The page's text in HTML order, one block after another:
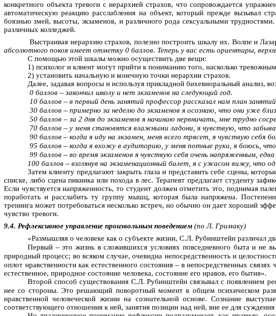
конкретного объекта тревоги с иерархией страхов, что сопровождается
автоматическую реакцию расслабления на объект, который прежде вызывал
боязнью змей, высоты, экзаменов, и различного рода сексуальными
различных колледжей.
Выстраивая иерархию страхов, полезно построить шкалу их. Волпе и
абсолютного покоя имеет отметку 0 баллов. Теперь у вас есть ориентиры,
С помощью этой шкалы можно осуществить две вещи:
1) психолог и клиент могут прийти к пониманию того, насколько
2) установить начальную и конечную точки иерархии страхов.
Далее, задавая вопросы и используя прикладной бихевиоральный анализ,
0 баллов – закончил школу и нет экзаменов на следующий год.
10 баллов – в первый день занятий профессор рассказал нам план
30 баллов – примерно за неделю до экзаменов я осознаю, что они уже
50 баллов – за 2 дня до экзаменов я начинаю нервничать, мне трудно
70 баллов – у меня становятся влажными ладони, я чувствую, что
90 баллов – когда я иду на экзамен, меня всего трясет, я чувствую себя
95 баллов – когда я вхожу в аудиторию, у меня потные руки, я боюсь,
99 баллов – во время экзаменов я чувствую себя очень напряженным ,
100 баллов – взглянув на экзаменационный билет, я с ужасом вижу, что
Затем клиенту предлагают закрыть глаза и представить себе сцены,
списке, либо сцена пикника или похода в лес. Терапевт предлагает студенту
Если чувствуется напряженность, то студент должен отметить это, поднимая
поработать и расслабить ту группу мышц, которая была напряжена.
тренинга может потребоваться несколько встреч, но обычно он дает хороший
чувство тревоги.
9.4. Рефлексивное управление произвольным поведением (по Л. Гримаку)
«Размышляя о человеке как о субъекте жизни, С.Л. Рубинштейн различал
Первый –это жизнь в сложившихся условиях повседневного быта и не
природный процесс; во всяком случае, очевидна непосредственность и
оплот нравственности как естественного состояния– в непосредственных связях
естественное, природное состояние человека, состояние его нравов, его бытия».
Второй способ существования С.Л. Рубинштейн связывал с появлением
нее со стороны. Это решающий поворотный момент в общем психическом
нравственной человеческой жизни на сознательной основе. Сознание
соответствующего отношения к ней, занятия позиции над ней, вне ее для